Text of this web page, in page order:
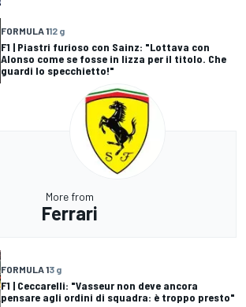
FORMULA 112 g
F1 | Piastri furioso con Sainz: "Lottava con
Alonso come se fosse in lizza per il titolo. Che
guardi lo specchietto!"
More from
Ferrari
FORMULA 13 g
F1 | Ceccarelli: "Vasseur non deve ancora
pensare agli ordini di squadra: è troppo presto"